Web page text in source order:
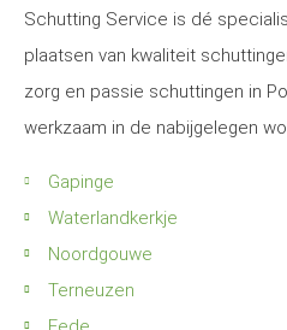
Schutting Service is dé
plaatsen van kwaliteit
zorg en passie schuttingen in
werkzaam in de nabijgelegen
Gapinge
Waterlandkerkje
Noordgouwe
Terneuzen